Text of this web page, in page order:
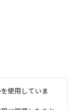
使用していま